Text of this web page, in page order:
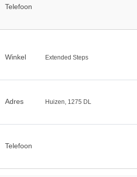
Telefoon
Winkel Extended Steps
Adres Huizen, 1275 DL
Telefoon